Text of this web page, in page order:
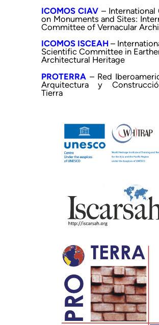
ICOMOS CIAV – International
on Monuments and Sites:
Committee of Vernacular
ICOMOS ISCEAH–
Scientific Committee in
Architectural Heritage
PROTERRA – Red
Arquitectura y
Tierra